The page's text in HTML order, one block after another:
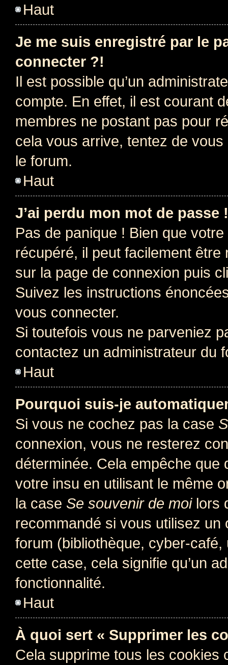
Haut
Je me suis enregistré par le
connecter ?!
Il est possible qu’un
compte. En effet, il est courant
membres ne postant pas pour
cela vous arrive, tentez de
le forum.
Haut
J’ai perdu mon mot de passe !
Pas de panique ! Bien que
récupéré, il peut facilement
sur la page de connexion puis
Suivez les instructions
vous connecter.
Si toutefois vous ne parveniez
contactez un administrateur du
Haut
Pourquoi suis-je
Si vous ne cochez pas la case
connexion, vous ne resterez
déterminée. Cela empêche que
votre insu en utilisant le même
la case Se souvenir de moilors
recommandé si vous utilisez
forum (bibliothèque, cyber-
cette case, cela signifie qu’un
fonctionnalité.
Haut
À quoi sert « Supprimer les
Cela supprime tous les cookies